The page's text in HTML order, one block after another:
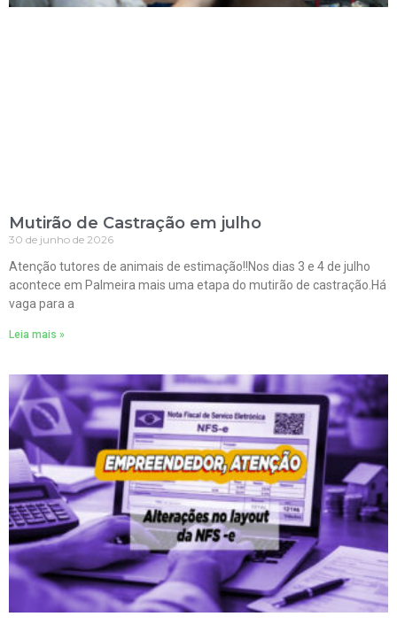
Mutirão de Castração em julho
30 de junho de 2026
Atenção tutores de animais de estimação!!Nos dias 3 e 4 de julho
acontece em Palmeira mais uma etapa do mutirão de castração.Há
vaga para a
Leia mais »